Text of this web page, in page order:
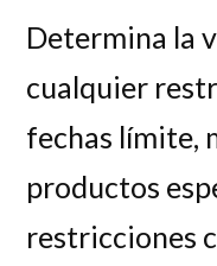
Determina la
cualquier
fechas límite,
productos
restricciones